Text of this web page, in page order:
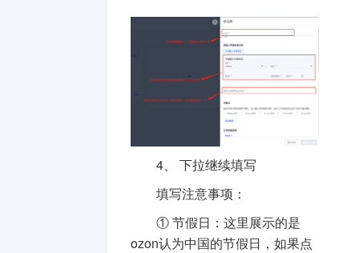
4、
下拉继续填写
填写注意事项：
①节假日：这里展示的是
ozon认为中国的节假日，如果点